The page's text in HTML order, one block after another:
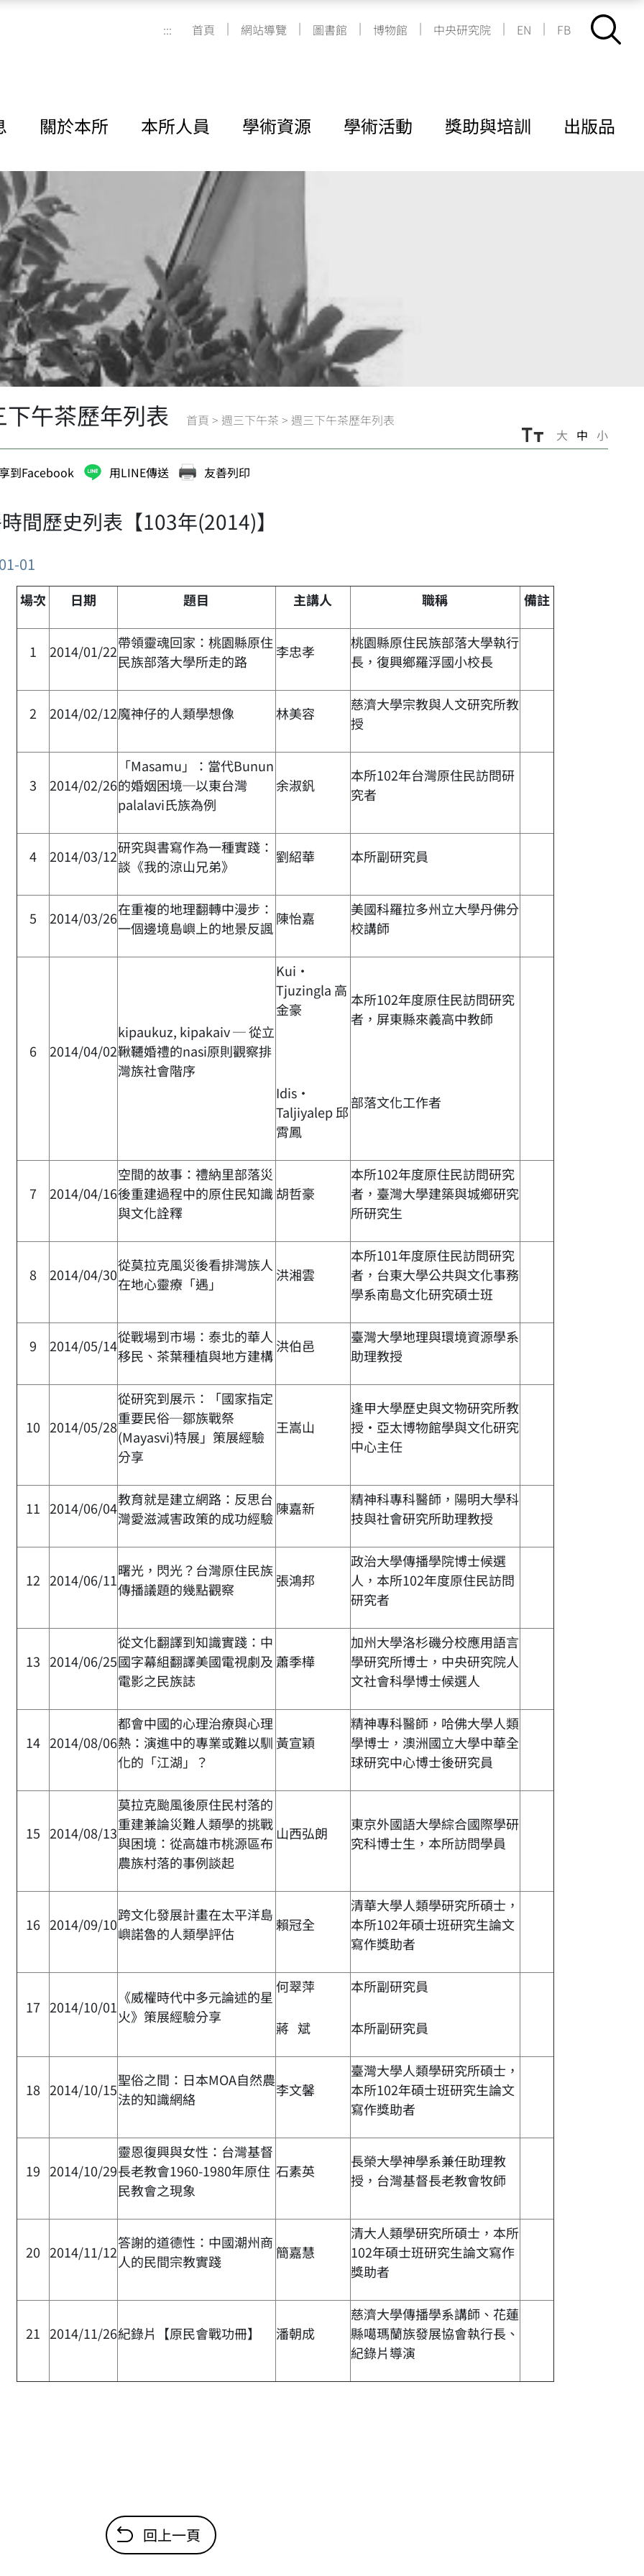
::: 首頁 | 網站導覽 | 圖書館 | 博物館 | 中央研究院 | EN | FB
關於本所 本所人員 學術資源 學術活動 獎助與培訓 出版品
下午茶歷年列表 首頁 > 週三下午茶 > 週三下午茶歷年列表
大 中 小
到Facebook 用LINE傳送 友善列印
間歷史列表【103年(2014)】
01
場次 日期 題目 主講人 職稱 備註
1 2014/01/22帶領靈魂回家：桃園縣原住
民族部落大學所走的路
李忠孝
桃園縣原住民族部落大學執行
長，復興鄉羅浮國小校長
2 2014/02/12魔神仔的人類學想像 林美容
慈濟大學宗教與人文研究所教
授
3 2014/02/26
「Masamu」：當代Bunun
的婚姻困境─以東台灣
palalavi氏族為例
余淑釩
本所102年台灣原住民訪問研
究者
4 2014/03/12研究與書寫作為一種實踐：
談《我的涼山兄弟》
劉紹華 本所副研究員
5 2014/03/26在重複的地理翻轉中漫步：
一個邊境島嶼上的地景反諷
陳怡嘉
美國科羅拉多州立大學丹佛分
校講師
6 2014/04/02
kipaukuz, kipakaiv ─ 從立
鞦韆婚禮的nasi原則觀察排
灣族社會階序
Kui‧
Tjuzingla 高
金豪
Idis‧
Taljiyalep 邱
霄鳳
本所102年度原住民訪問研究
者，屏東縣來義高中教師
部落文化工作者
7 2014/04/16
空間的故事：禮納里部落災
後重建過程中的原住民知識
與文化詮釋
胡哲豪
本所102年度原住民訪問研究
者，臺灣大學建築與城鄉研究
所研究生
8 2014/04/30
從莫拉克風災後看排灣族人
在地心靈療「遇」
洪湘雲
本所101年度原住民訪問研究
者，台東大學公共與文化事務
學系南島文化研究碩士班
9 2014/05/14從戰場到市場：泰北的華人
移民、茶葉種植與地方建構
洪伯邑
臺灣大學地理與環境資源學系
助理教授
10 2014/05/28
從研究到展示：「國家指定
重要民俗─鄒族戰祭
(Mayasvi)特展」策展經驗
分享
王嵩山
逢甲大學歷史與文物研究所教
授‧亞太博物館學與文化研究
中心主任
11 2014/06/04教育就是建立網路：反思台
灣愛滋減害政策的成功經驗
陳嘉新
精神科專科醫師，陽明大學科
技與社會研究所助理教授
12 2014/06/11
曙光，閃光？台灣原住民族
傳播議題的幾點觀察
張鴻邦
政治大學傳播學院博士候選
人，本所102年度原住民訪問
研究者
13 2014/06/25
從文化翻譯到知識實踐：中
國字幕組翻譯美國電視劇及
電影之民族誌
蕭季樺
加州大學洛杉磯分校應用語言
學研究所博士，中央研究院人
文社會科學博士候選人
14 2014/08/06
都會中國的心理治療與心理
熱：演進中的專業或難以馴
化的「江湖」？
黃宣穎
精神專科醫師，哈佛大學人類
學博士，澳洲國立大學中華全
球研究中心博士後研究員
15 2014/08/13
莫拉克颱風後原住民村落的
重建兼論災難人類學的挑戰
與困境：從高雄市桃源區布
農族村落的事例談起
山西弘朗
東京外國語大學綜合國際學研
究科博士生，本所訪問學員
16 2014/09/10
跨文化發展計畫在太平洋島
嶼諾魯的人類學評估
賴冠全
清華大學人類學研究所碩士，
本所102年碩士班研究生論文
寫作獎助者
17 2014/10/01
《威權時代中多元論述的星
火》策展經驗分享
何翠萍
蔣 斌
本所副研究員
本所副研究員
18 2014/10/15
聖俗之間：日本MOA自然農
法的知識網絡
李文馨
臺灣大學人類學研究所碩士，
本所102年碩士班研究生論文
寫作獎助者
19 2014/10/29
靈恩復興與女性：台灣基督
長老教會1960-1980年原住
民教會之現象
石素英
長榮大學神學系兼任助理教
授，台灣基督長老教會牧師
20 2014/11/12
答謝的道德性：中國潮州商
人的民間宗教實踐
簡嘉慧
清大人類學研究所碩士，本所
102年碩士班研究生論文寫作
獎助者
21 2014/11/26紀錄片【原民會戰功冊】 潘朝成
慈濟大學傳播學系講師、花蓮
縣噶瑪蘭族發展協會執行長、
紀錄片導演
回上一頁